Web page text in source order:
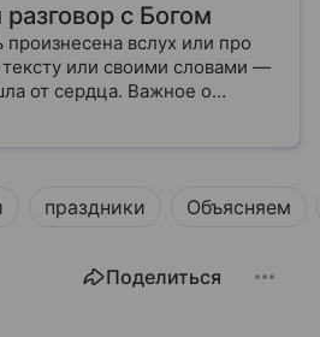
с Богом
вслух или про
или своими словами —
от сердца. Важное о
материале.
праздники Объясняем
Поделиться